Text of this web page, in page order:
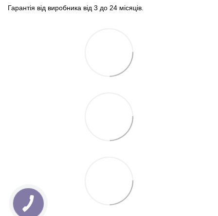
Гарантія від виробника від 3 до 24 місяців.